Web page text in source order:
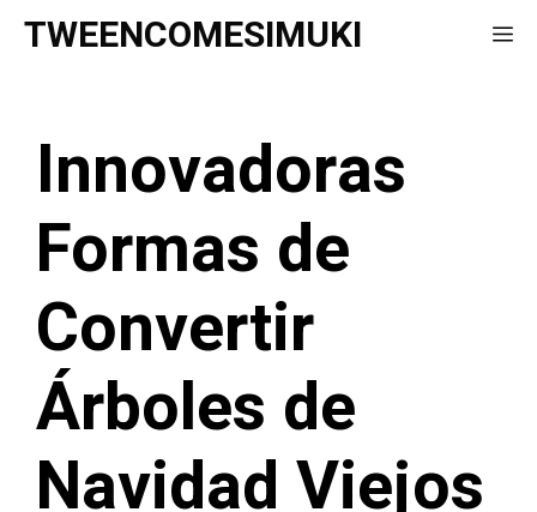
Saltar
TWEENCOMESIMUKI
Innovadoras
Formas de
Convertir
Árboles de
Navidad Viejos